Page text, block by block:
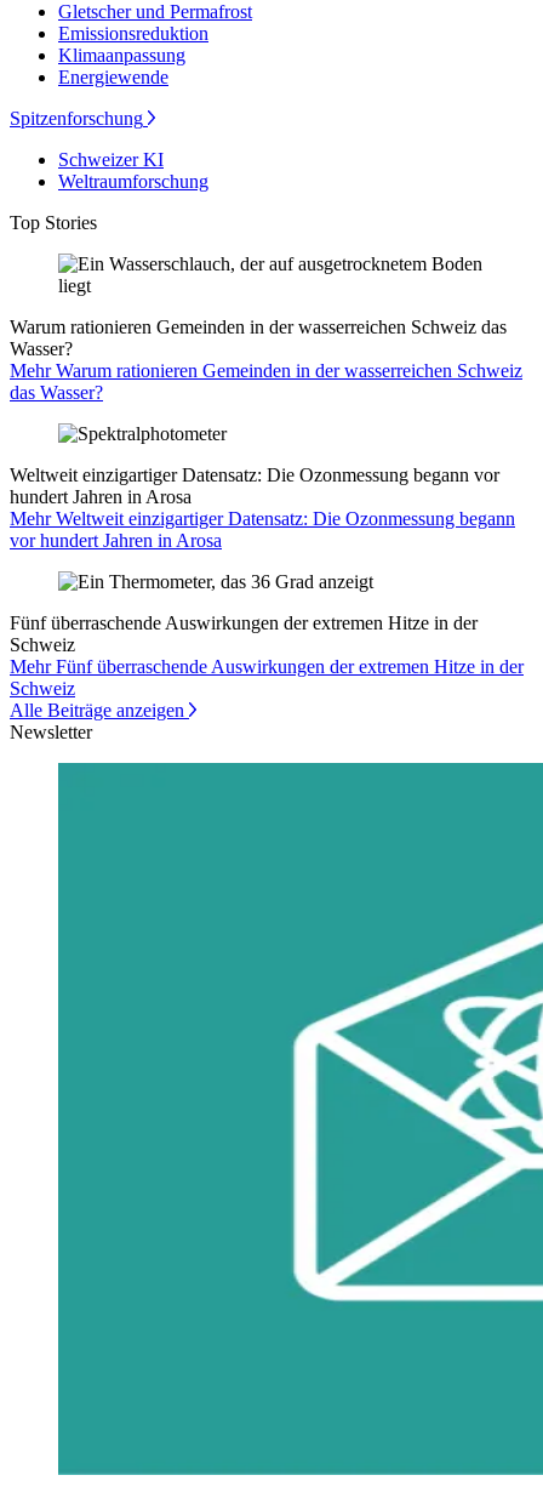
Gletscher und Permafrost
Emissionsreduktion
Klimaanpassung
Energiewende
Spitzenforschung
Schweizer KI
Weltraumforschung
Top Stories
Warum rationieren Gemeinden in der wasserreichen Schweiz das
Wasser?
Mehr Warum rationieren Gemeinden in der wasserreichen Schweiz
das Wasser?
Weltweit einzigartiger Datensatz: Die Ozonmessung begann vor
hundert Jahren in Arosa
Mehr Weltweit einzigartiger Datensatz: Die Ozonmessung begann
vor hundert Jahren in Arosa
Fünf überraschende Auswirkungen der extremen Hitze in der
Schweiz
Mehr Fünf überraschende Auswirkungen der extremen Hitze in der
Schweiz
Alle Beiträge anzeigen
Newsletter